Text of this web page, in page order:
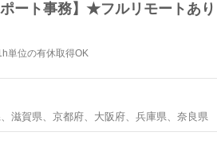
ート事務】★フルリモートあり
単位の有休取得OK
滋賀県、京都府、大阪府、兵庫県、奈良県